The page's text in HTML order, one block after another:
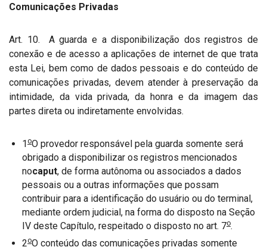
Comunicações Privadas
Art. 10. A guarda e a disponibilização dos registros de
conexão e de acesso a aplicações de internet de que trata
esta Lei, bem como de dados pessoais e do conteúdo de
comunicações privadas, devem atender à preservação da
intimidade, da vida privada, da honra e da imagem das
partes direta ou indiretamente envolvidas.
1 oO provedor responsável pela guarda somente será
obrigado a disponibilizar os registros mencionados
nocaput, de forma autônoma ou associados a dados
pessoais ou a outras informações que possam
contribuir para a identificação do usuário ou do terminal,
mediante ordem judicial, na forma do disposto na Seção
IV deste Capítulo, respeitado o disposto no art. 7o.
2oO conteúdo das comunicações privadas somente